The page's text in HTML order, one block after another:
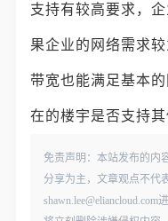
支持有较高要求，
果企业的网络需求
带宽也能满足基本
在的楼宇是否支持其
免责声明：本站发布的内
分享为主，文章观点不代